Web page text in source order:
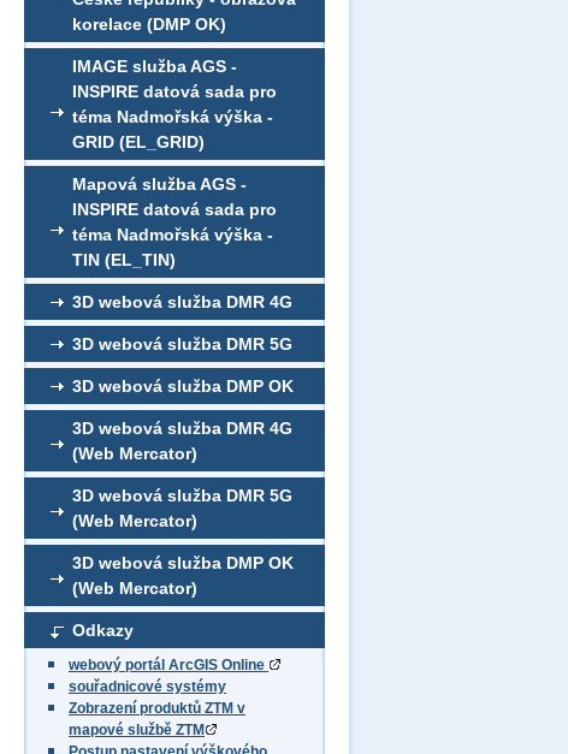
korelace (DMP OK)
IMAGE služba AGS -
INSPIRE datová sada pro
téma Nadmořská výška -
GRID (EL_GRID)
Mapová služba AGS -
INSPIRE datová sada pro
téma Nadmořská výška -
TIN (EL_TIN)
3D webová služba DMR 4G
3D webová služba DMR 5G
3D webová služba DMP OK
3D webová služba DMR 4G
(Web Mercator)
3D webová služba DMR 5G
(Web Mercator)
3D webová služba DMP OK
(Web Mercator)
Odkazy
webový portál ArcGIS Online
souřadnicové systémy
Zobrazení produktů ZTM v
mapové službě ZTM